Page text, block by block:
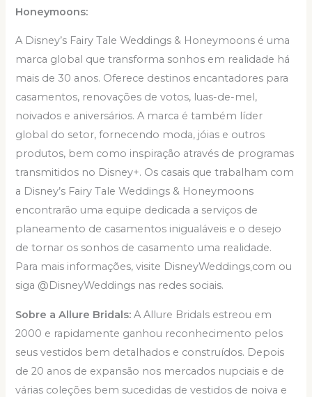
Honeymoons:
A Disney’s Fairy Tale Weddings & Honeymoons é uma
marca global que transforma sonhos em realidade há
mais de 30 anos. Oferece destinos encantadores para
casamentos, renovações de votos, luas-de-mel,
noivados e aniversários. A marca é também líder
global do setor, fornecendo moda, jóias e outros
produtos, bem como inspiração através de programas
transmitidos no Disney+. Os casais que trabalham com
a Disney’s Fairy Tale Weddings & Honeymoons
encontrarão uma equipe dedicada a serviços de
planeamento de casamentos inigualáveis e o desejo
de tornar os sonhos de casamento uma realidade.
Para mais informações, visite DisneyWeddings܂com ou
siga @DisneyWeddings nas redes sociais.
Sobre a Allure Bridals: A Allure Bridals estreou em
2000 e rapidamente ganhou reconhecimento pelos
seus vestidos bem detalhados e construídos. Depois
de 20 anos de expansão nos mercados nupciais e de
várias coleções bem sucedidas de vestidos de noiva e